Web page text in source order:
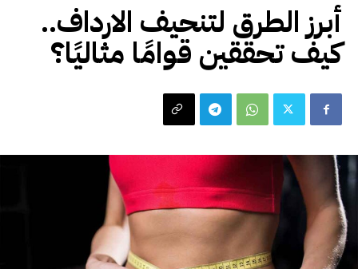
أبرز الطرق لتنحيف الارداف..
كيف تحققين قوامًا مثاليًا؟